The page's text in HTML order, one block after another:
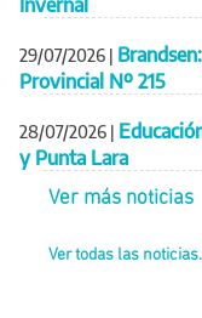
29/07/2026 |
Provincial Nº 215
28/07/2026 |
y Punta Lara
Ver más noticias
Ver todas las